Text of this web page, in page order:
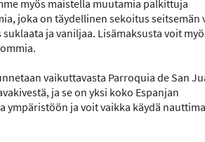
myös maistella muutamia palkittuja
joka on täydellinen sekoitus seitsemän
ja vaniljaa. Lisämaksusta voit
vaikuttavasta Parroquia de San
ja se on yksi koko Espanjan
ja voit vaikka käydä